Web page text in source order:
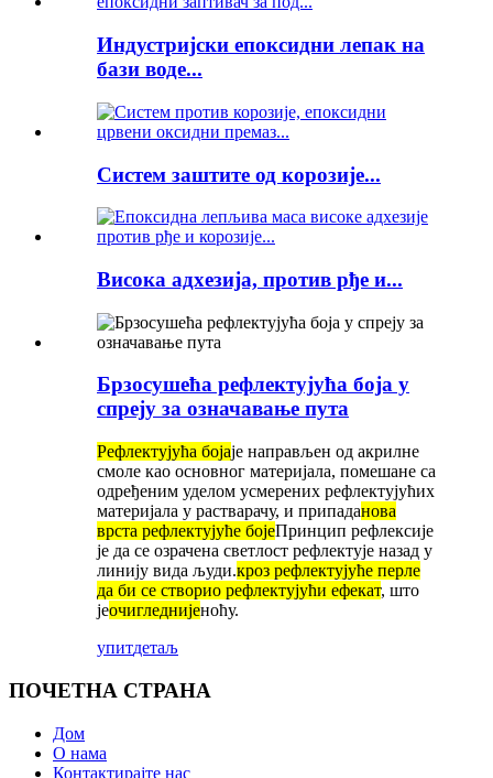
Индустријски епоксидни лепак на
бази воде...
Систем заштите од корозије...
Висока адхезија, против рђе и...
Брзосушећа рефлектујућа боја у
спреју за означавање пута
Рефлектујућа бојаје направљен од акрилне
смоле као основног материјала, помешане са
одређеним уделом усмерених рефлектујућих
материјала у растварачу, и припаданова
врста рефлектујуће бојеПринцип рефлексије
је да се озрачена светлост рефлектује назад у
линију вида људи.кроз рефлектујуће перле
да би се створио рефлектујући ефекат, што
јеочигледнијеноћу.
упитдетаљ
ПОЧЕТНА СТРАНА
Дом
О нама
Контактирајте нас